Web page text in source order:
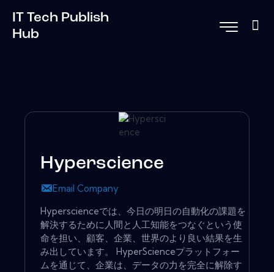
IT Tech Publish
Hub
Hyperscience
Email Company
Hyperscienceでは、今日の明日の自動化の課題を
解決するために人間と人工知能をつなぐという使
命を担い、顧客、企業、世界のより良い結果を生
み出しています。 HyperScienceプラットフォー
ムを通じて、企業は、データの力を完全に解除す